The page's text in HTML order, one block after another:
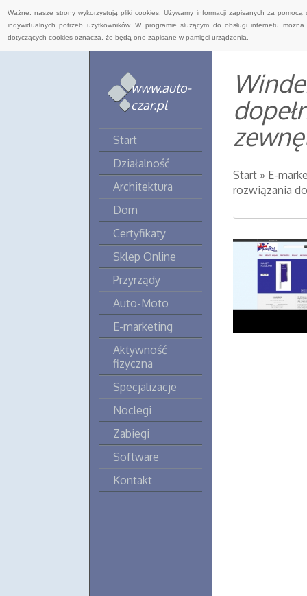
Ważne: nasze strony wykorzystują pliki cookies. Używamy informacji zapisanych za
indywidualnych potrzeb użytkowników. W programie służącym do obsługi internetu
dotyczących cookies oznacza, że będą one zapisane w pamięci urządzenia.
www.auto-
czar.pl
Start
Działalność
Architektura
Dom
Certyfikaty
Sklep Online
Przyrządy
Auto-Moto
E-marketing
Aktywność
fizyczna
Specjalizacje
Noclegi
Zabiegi
Software
Kontakt
Start » E-
rozwiązania